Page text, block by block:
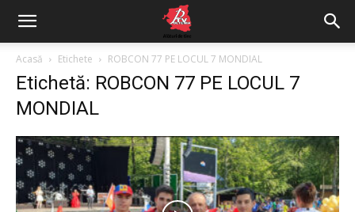
Acasă Etichete ROBCON 77 PE LOCUL 7 MONDIAL
Etichetă: ROBCON 77 PE LOCUL 7
MONDIAL